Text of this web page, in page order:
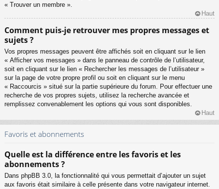
« Trouver un membre ».
Haut
Comment puis-je retrouver mes propres messages et
sujets ?
Vos propres messages peuvent être affichés soit en cliquant sur le lien
« Afficher vos messages » dans le panneau de contrôle de l’utilisateur,
soit en cliquant sur le lien « Rechercher les messages de l’utilisateur »
sur la page de votre propre profil ou soit en cliquant sur le menu
« Raccourcis » situé sur la partie supérieure du forum. Pour effectuer une
recherche de vos propres sujets, utilisez la recherche avancée et
remplissez convenablement les options qui vous sont disponibles.
Haut
Favoris et abonnements
Quelle est la différence entre les favoris et les
abonnements ?
Dans phpBB 3.0, la fonctionnalité qui vous permettait d’ajouter un sujet
aux favoris était similaire à celle présente dans votre navigateur internet.